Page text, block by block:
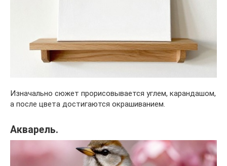
Изначально сюжет прорисовывается углем, карандашом,
а после цвета достигаются окрашиванием.
Акварель.